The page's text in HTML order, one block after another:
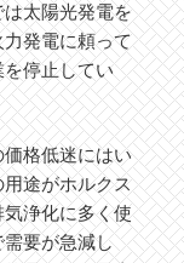
太陽光発電を
発電に頼って
停止してい
格低迷にはい
途がホルクス
浄化に多く使
要が急減し